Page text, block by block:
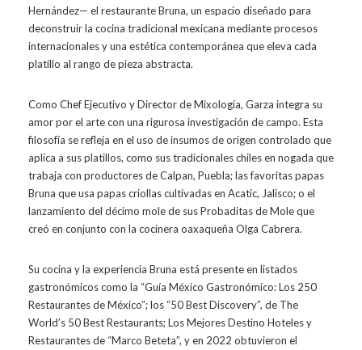
Hernández— el restaurante Bruna, un espacio diseñado para
deconstruir la cocina tradicional mexicana mediante procesos
internacionales y una estética contemporánea que eleva cada
platillo al rango de pieza abstracta.
Como Chef Ejecutivo y Director de Mixología, Garza integra su
amor por el arte con una rigurosa investigación de campo. Esta
filosofía se refleja en el uso de insumos de origen controlado que
aplica a sus platillos, como sus tradicionales chiles en nogada que
trabaja con productores de Calpan, Puebla; las favoritas papas
Bruna que usa papas criollas cultivadas en Acatic, Jalisco; o el
lanzamiento del décimo mole de sus Probaditas de Mole que
creó en conjunto con la cocinera oaxaqueña Olga Cabrera.
Su cocina y la experiencia Bruna está presente en listados
gastronómicos como la “Guía México Gastronómico: Los 250
Restaurantes de México”; los “50 Best Discovery”, de The
World’s 50 Best Restaurants; Los Mejores Destino Hoteles y
Restaurantes de “Marco Beteta”, y en 2022 obtuvieron el